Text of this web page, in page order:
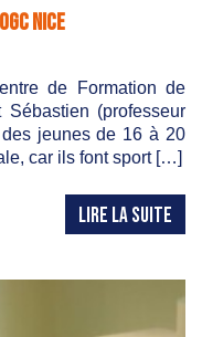
NICE
de Formation de
Sébastien (professeur
jeunes de 16 à 20
car ils font sport […]
LIRE LA SUITE